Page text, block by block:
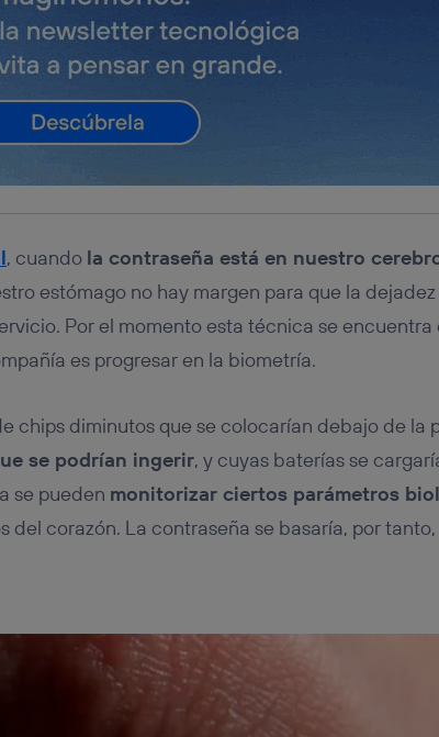
, cuando la contraseña está en nuestro
estómago no hay margen para que la
Por el momento esta técnica se encuentra
es progresar en la biometría.
chips diminutos que se colocarían debajo de la
se podrían ingerir, y cuyas baterías se
se pueden monitorizar ciertos parámetros
del corazón. La contraseña se basaría, por